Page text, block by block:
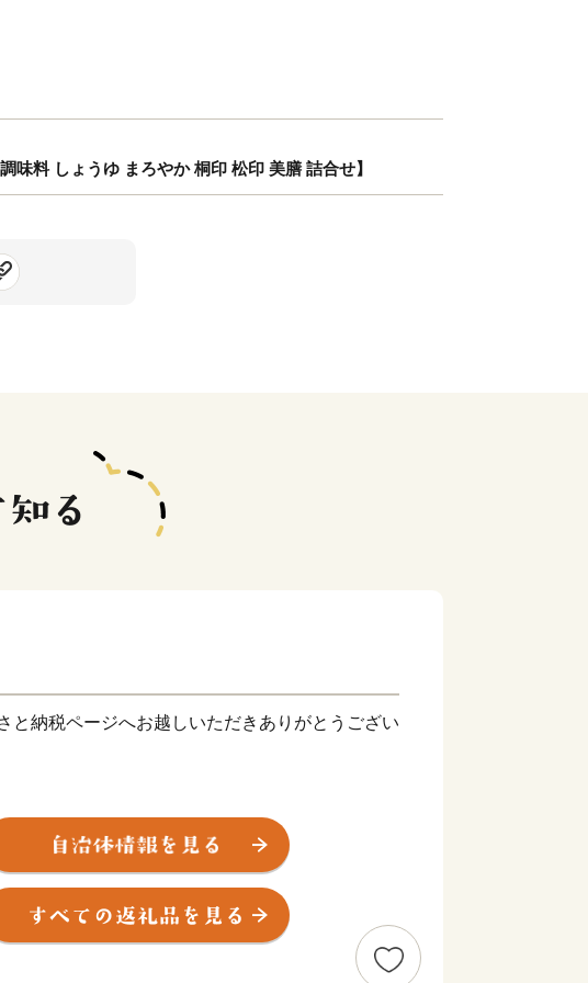
料 しょうゆ まろやか 桐印 松印 美膳 詰合せ】
と納税ページへお越しいただきありがとうござい
の東南端の兵庫県との県境に位置するまちで
地で構成され、南部は瀬戸内海に面し、平野部
は変化に富んでいます。
環境に恵まれているとともに、温暖な気候と自